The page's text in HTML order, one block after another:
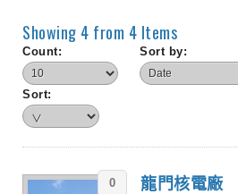
Showing 4 from 4 Items
Count: Sort by:
Sort:
0 龍門核電廠